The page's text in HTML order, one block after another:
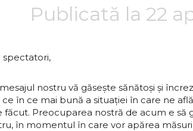
Publicată la 22
spectatori,
nostru vă găsește sănătoși și
în ce mai bună a situației în care ne
făcut. Preocuparea nostră de acum e să
în momentul în care vor apărea